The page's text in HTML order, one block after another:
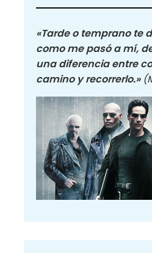
«Tarde o temprano te
como me pasó a mí,
una diferencia entre
camino y recorrerlo.»